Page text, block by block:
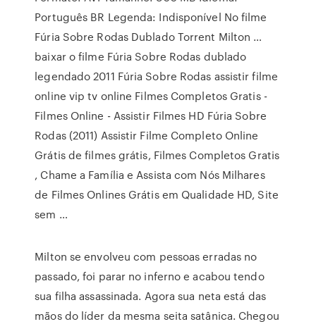
Português BR Legenda: Indisponível No filme
Fúria Sobre Rodas Dublado Torrent Milton …
baixar o filme Fúria Sobre Rodas dublado
legendado 2011 Fúria Sobre Rodas assistir filme
online vip tv online Filmes Completos Gratis -
Filmes Online - Assistir Filmes HD Fúria Sobre
Rodas (2011) Assistir Filme Completo Online
Grátis de filmes grátis, Filmes Completos Gratis
, Chame a Família e Assista com Nós Milhares
de Filmes Onlines Grátis em Qualidade HD, Site
sem …
Milton se envolveu com pessoas erradas no
passado, foi parar no inferno e acabou tendo
sua filha assassinada. Agora sua neta está das
mãos do líder da mesma seita satânica. Chegou